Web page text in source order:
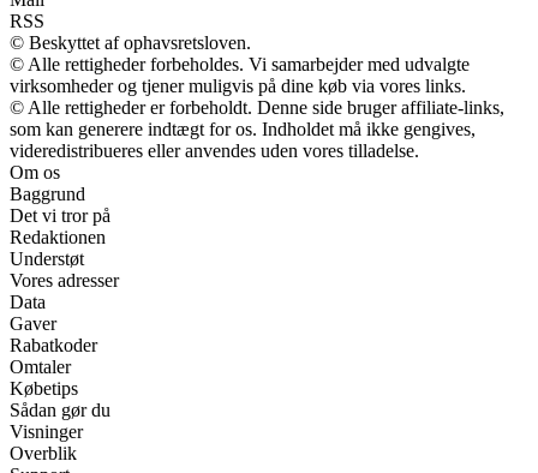
RSS
© Beskyttet af ophavsretsloven.
© Alle rettigheder forbeholdes. Vi samarbejder med udvalgte
virksomheder og tjener muligvis på dine køb via vores links.
© Alle rettigheder er forbeholdt. Denne side bruger affiliate-links,
som kan generere indtægt for os. Indholdet må ikke gengives,
videredistribueres eller anvendes uden vores tilladelse.
Om os
Baggrund
Det vi tror på
Redaktionen
Understøt
Vores adresser
Data
Gaver
Rabatkoder
Omtaler
Købetips
Sådan gør du
Visninger
Overblik